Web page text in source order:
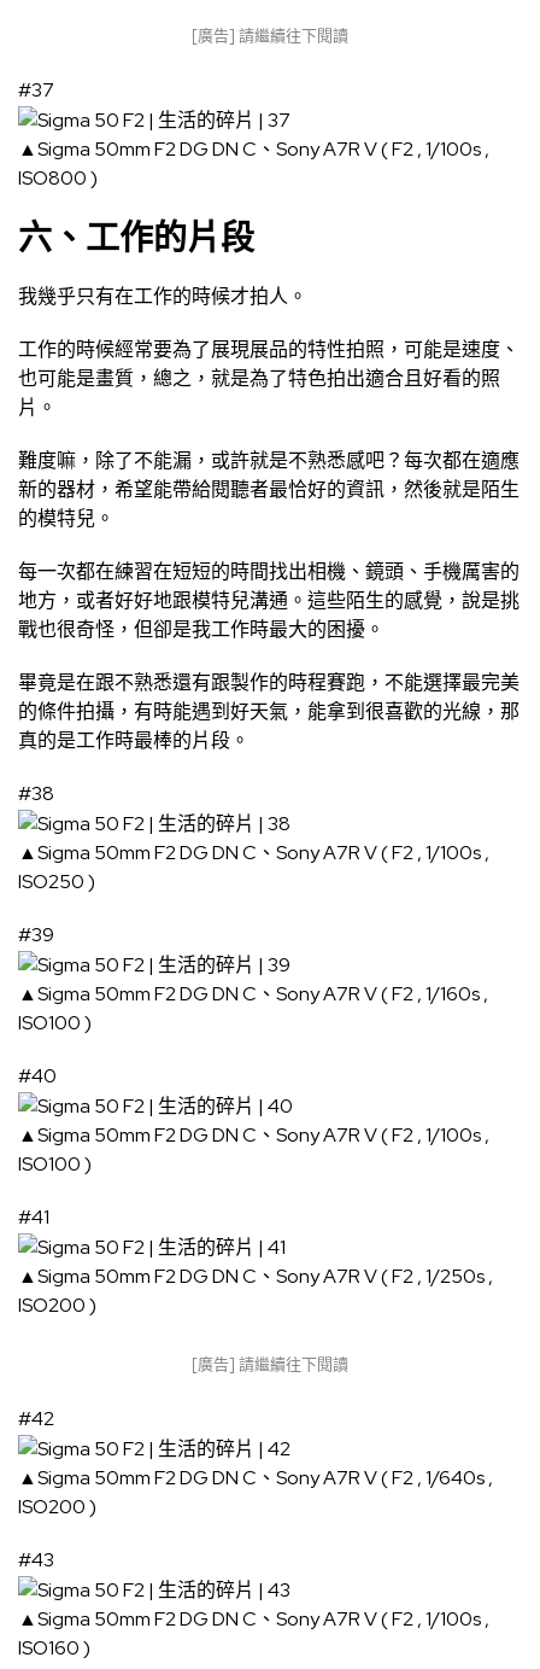
[廣告] 請繼續往下閱讀
#37
▲Sigma 50mm F2 DG DN C、Sony A7R V ( F2 , 1/100s ,
ISO800 )
六、工作的片段
我幾乎只有在工作的時候才拍人。
工作的時候經常要為了展現展品的特性拍照，可能是速度、
也可能是畫質，總之，就是為了特色拍出適合且好看的照
片。
難度嘛，除了不能漏，或許就是不熟悉感吧？每次都在適應
新的器材，希望能帶給閱聽者最恰好的資訊，然後就是陌生
的模特兒。
每一次都在練習在短短的時間找出相機、鏡頭、手機厲害的
地方，或者好好地跟模特兒溝通。這些陌生的感覺，說是挑
戰也很奇怪，但卻是我工作時最大的困擾。
畢竟是在跟不熟悉還有跟製作的時程賽跑，不能選擇最完美
的條件拍攝，有時能遇到好天氣，能拿到很喜歡的光線，那
真的是工作時最棒的片段。
#38
▲Sigma 50mm F2 DG DN C、Sony A7R V ( F2 , 1/100s ,
ISO250 )
#39
▲Sigma 50mm F2 DG DN C、Sony A7R V ( F2 , 1/160s ,
ISO100 )
#40
▲Sigma 50mm F2 DG DN C、Sony A7R V ( F2 , 1/100s ,
ISO100 )
#41
▲Sigma 50mm F2 DG DN C、Sony A7R V ( F2 , 1/250s ,
ISO200 )
[廣告] 請繼續往下閱讀
#42
▲Sigma 50mm F2 DG DN C、Sony A7R V ( F2 , 1/640s ,
ISO200 )
#43
▲Sigma 50mm F2 DG DN C、Sony A7R V ( F2 , 1/100s ,
ISO160 )